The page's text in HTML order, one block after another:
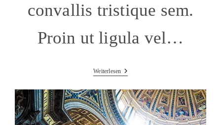
convallis tristique sem.
Proin ut ligula vel…
WeiterlesenTortor
Diam